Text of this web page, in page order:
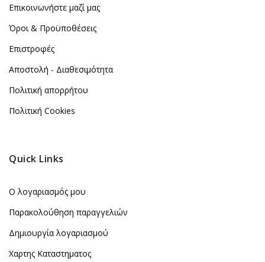
Επικοινωνήστε μαζί μας
Όροι & Προϋποθέσεις
Επιστροφές
Αποστολή - Διαθεσιμότητα
Πολιτική απορρήτου
Πολιτική Cookies
Quick Links
Ο λογαριασμός μου
Παρακολούθηση παραγγελιών
Δημιουργία λογαριασμού
Χαρτης Καταστηματος